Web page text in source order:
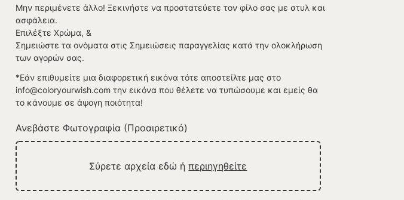
Μην περιμένετε άλλο! Ξεκινήστε να προστατεύετε τον φίλο σας με στυλ και
ασφάλεια.
Επιλέξτε Χρώμα, &
Σημειώστε τα ονόματα στις Σημειώσεις παραγγελίας κατά την ολοκλήρωση
των αγορών σας.
*Εάν επιθυμείτε μια διαφορετική εικόνα τότε αποστείλτε μας στο
info@coloryourwish.com την εικόνα που θέλετε να τυπώσουμε και εμείς θα
το κάνουμε σε άψογη ποιότητα!
Ανεβάστε Φωτογραφία (Προαιρετικό)
Σύρετε αρχεία εδώ ήπεριηγηθείτε